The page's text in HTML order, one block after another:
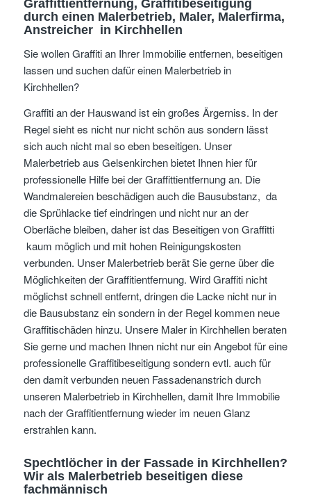
Graffittientfernung, Graffitibeseitigung
durch einen Malerbetrieb, Maler, Malerfirma,
Anstreicher in Kirchhellen
Sie wollen Graffiti an Ihrer Immobilie entfernen, beseitigen
lassen und suchen dafür einen Malerbetrieb in
Kirchhellen?
Graffiti an der Hauswand ist ein großes Ärgerniss. In der
Regel sieht es nicht nur nicht schön aus sondern lässt
sich auch nicht mal so eben beseitigen. Unser
Malerbetrieb aus Gelsenkirchen bietet Ihnen hier für
professionelle Hilfe bei der Graffittientfernung an. Die
Wandmalereien beschädigen auch die Bausubstanz, da
die Sprühlacke tief eindringen und nicht nur an der
Oberläche bleiben, daher ist das Beseitigen von Graffitti
kaum möglich und mit hohen Reinigungskosten
verbunden. Unser Malerbetrieb berät Sie gerne über die
Möglichkeiten der Graffitientfernung. Wird Graffiti nicht
möglichst schnell entfernt, dringen die Lacke nicht nur in
die Bausubstanz ein sondern in der Regel kommen neue
Graffitischäden hinzu. Unsere Maler in Kirchhellen beraten
Sie gerne und machen Ihnen nicht nur ein Angebot für eine
professionelle Graffitibeseitigung sondern evtl. auch für
den damit verbunden neuen Fassadenanstrich durch
unseren Malerbetrieb in Kirchhellen, damit Ihre Immobilie
nach der Graffitientfernung wieder im neuen Glanz
erstrahlen kann.
Spechtlöcher in der Fassade in Kirchhellen?
Wir als Malerbetrieb beseitigen diese
fachmännisch